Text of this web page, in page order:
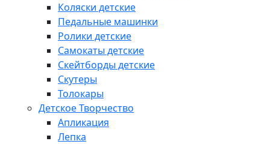
Коляски детские
Педальные машинки
Ролики детские
Самокаты детские
Скейтборды детские
Скутеры
Толокары
Детское Творчество
Апликация
Лепка